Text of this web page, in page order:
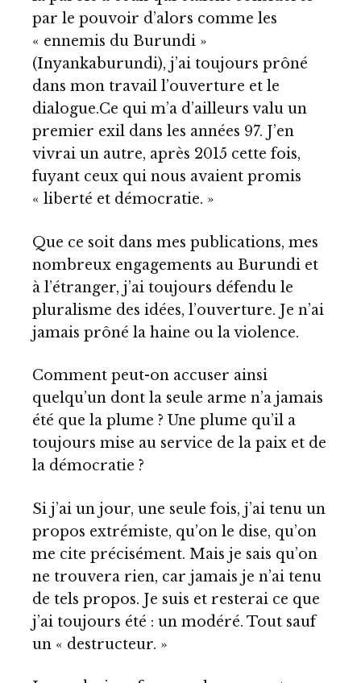
par le pouvoir d’alors comme les
« ennemis du Burundi »
(Inyankaburundi), j’ai toujours prôné
dans mon travail l’ouverture et le
dialogue.Ce qui m’a d’ailleurs valu un
premier exil dans les années 97. J’en
vivrai un autre, après 2015 cette fois,
fuyant ceux qui nous avaient promis
« liberté et démocratie. »
Que ce soit dans mes publications, mes
nombreux engagements au Burundi et
à l’étranger, j’ai toujours défendu le
pluralisme des idées, l’ouverture. Je n’ai
jamais prôné la haine ou la violence.
Comment peut-on accuser ainsi
quelqu’un dont la seule arme n’a jamais
été que la plume ? Une plume qu’il a
toujours mise au service de la paix et de
la démocratie ?
Si j’ai un jour, une seule fois, j’ai tenu un
propos extrémiste, qu’on le dise, qu’on
me cite précisément. Mais je sais qu’on
ne trouvera rien, car jamais je n’ai tenu
de tels propos. Je suis et resterai ce que
j’ai toujours été : un modéré. Tout sauf
un « destructeur. »